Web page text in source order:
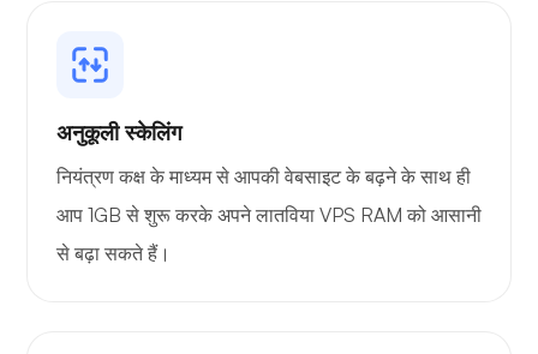
पोर्टेनेर
अनुकूली स्केलिंग
नियंत्रण कक्ष के माध्यम से आपकी वेबसाइट के बढ़ने के साथ ही
आप 1GB से शुरू करके अपने लातविया VPS RAM को आसानी
से बढ़ा सकते हैं।